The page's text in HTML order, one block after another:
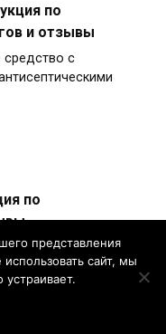
по
и отзывы
средство с
по
препарат в
суставов
представления
сайт, мы
устраивает.